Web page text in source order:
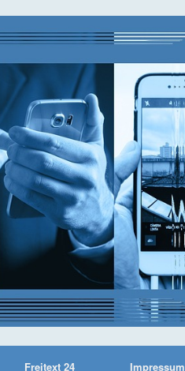
Freitext 24 Impressum